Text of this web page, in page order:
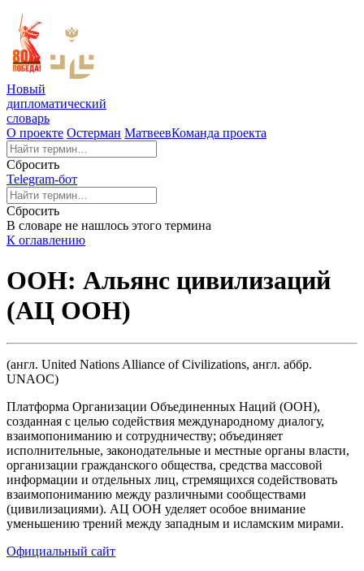
Новый
дипломатический
словарь
О проекте Остерман МатвеевКоманда проекта
Сбросить
Telegram-бот
Сбросить
В словаре не нашлось этого термина
К оглавлению
ООН: Альянс цивилизаций
(АЦ ООН)
(англ. United Nations Alliance of Civilizations, англ. аббр.
UNAOC)
Платформа Организации Объединенных Наций (ООН),
созданная с целью содействия международному диалогу,
взаимопониманию и сотрудничеству; объединяет
исполнительные, законодательные и местные органы власти,
организации гражданского общества, средства массовой
информации и отдельных лиц, стремящихся содействовать
взаимопониманию между различными сообществами
(цивилизациями). АЦ ООН уделяет особое внимание
уменьшению трений между западным и исламским мирами.
Официальный сайт